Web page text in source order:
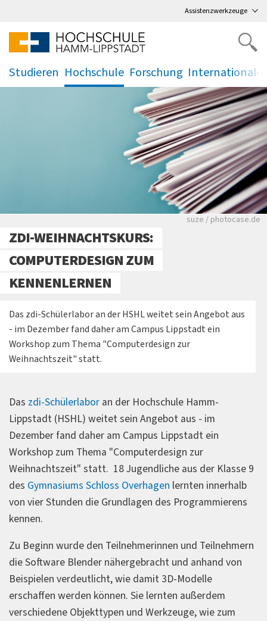
Assistenzwerkzeuge
Studieren
.
Hochschule
.
Forschung
. .
Viele Zeitungen.
suze / photocase.de
ZDI-WEIHNACHTSKURS:
COMPUTERDESIGN ZUM
KENNENLERNEN
Das zdi-Schülerlabor an der HSHL weitet sein Angebot aus
- im Dezember fand daher am Campus Lippstadt ein
Workshop zum Thema "Computerdesign zur
Weihnachtszeit" statt.
Das zdi-Schülerlabor an der Hochschule Hamm-
Lippstadt (HSHL) weitet sein Angebot aus - im
Dezember fand daher am Campus Lippstadt ein
Workshop zum Thema "Computerdesign zur
Weihnachtszeit" statt. 18 Jugendliche aus der Klasse 9
des Gymnasiums Schloss Overhagen lernten innerhalb
von vier Stunden die Grundlagen des Programmierens
kennen.
Zu Beginn wurde den Teilnehmerinnen und Teilnehmern
die Software Blender nähergebracht und anhand von
Beispielen verdeutlicht, wie damit 3D-Modelle
erschaffen werden können. Sie lernten außerdem
verschiedene Objekttypen und Werkzeuge, wie zum